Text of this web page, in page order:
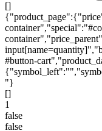
[]
#button-
"}
[]
1
false
false